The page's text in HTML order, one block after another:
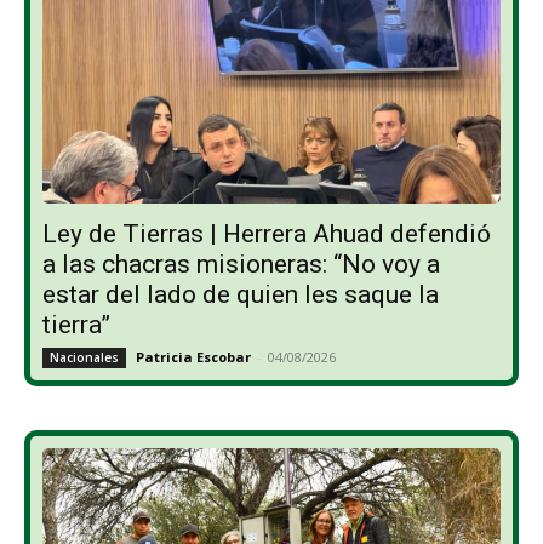
Ley de Tierras | Herrera Ahuad defendió
a las chacras misioneras: “No voy a
estar del lado de quien les saque la
tierra”
Nacionales Patricia Escobar - 04/08/2026